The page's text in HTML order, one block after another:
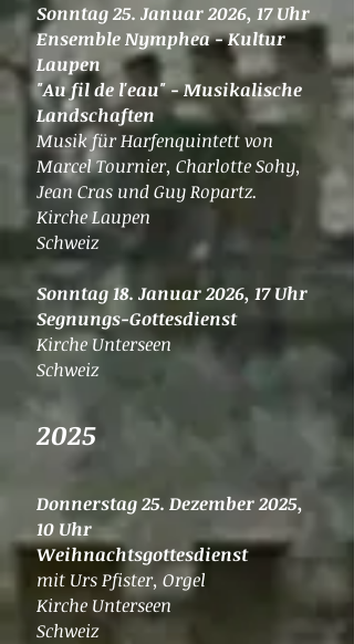
Sonntag 25. Januar 2026, 17 Uhr
Ensemble Nymphea - Kultur
Laupen
"Au fil de l'eau" - Musikalische
Landschaften
Musik für Harfenquintettvon
Marcel Tournier, Charlotte Sohy,
Jean Cras und Guy Ropartz.
Kirche Laupen
Schweiz
​​Sonntag 18. Januar 2026, 17 Uhr
Segnungs-Gottesdienst
Kirche Unterseen
Schweiz
2025
Donnerstag 25. Dezember 2025,
10 Uhr
Weihnachtsgottesdienst
mit Urs Pfister, Orgel
Kirche Unterseen
Schweiz